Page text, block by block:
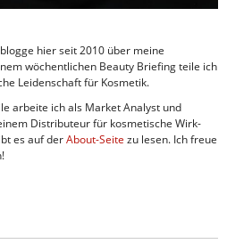
hier seit 2010 über meine
wöchentlichen Beauty Briefing teile ich
Leidenschaft für Kosmetik.
arbeite ich als Market Analyst und
Distributeur für kosmetische Wirk-
es auf derAbout-Seite zu lesen. Ich freue